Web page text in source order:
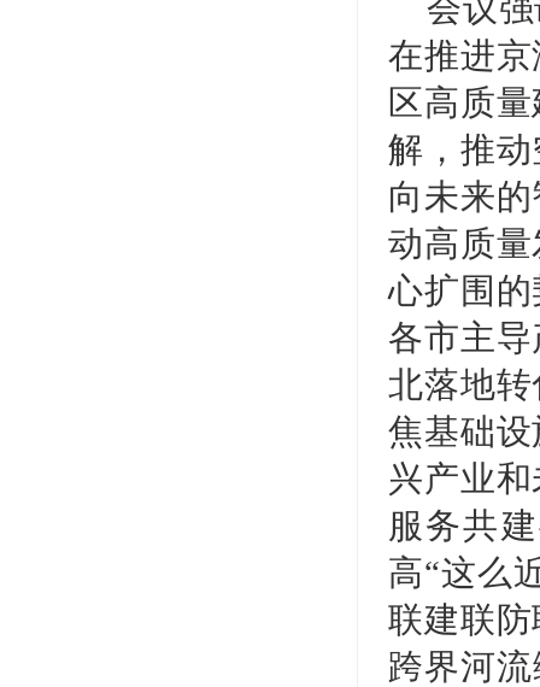
会议
在推进
区高质
解，推
向未来
动高质
心扩围
各市主
北落地
焦基础
兴产业
服务共
高“这么
联建联
跨界河